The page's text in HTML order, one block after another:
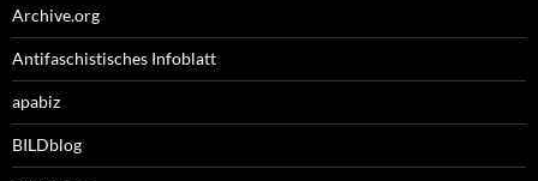
Archive.org
Antifaschistisches Infoblatt
apabiz
BILDblog